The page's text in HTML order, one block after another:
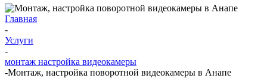
Главная
-
Услуги
-
монтаж настройка видеокамеры
-Монтаж, настройка поворотной видеокамеры в Анапе